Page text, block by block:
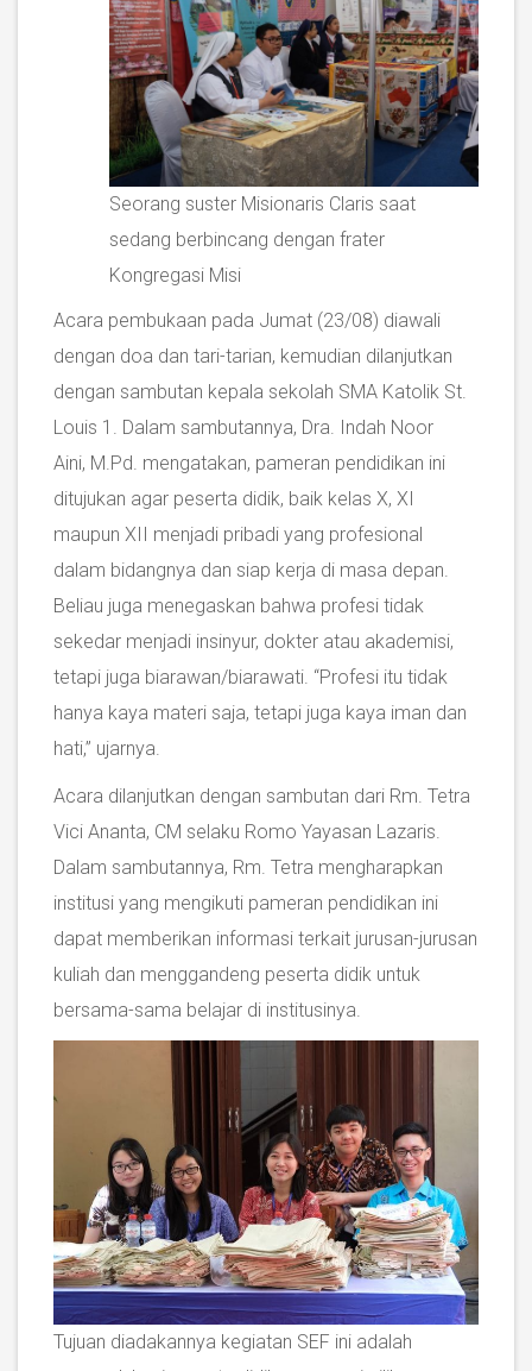
Seorang suster Misionaris Claris saat
sedang berbincang dengan frater
Kongregasi Misi
Acara pembukaan pada Jumat (23/08) diawali
dengan doa dan tari-tarian, kemudian dilanjutkan
dengan sambutan kepala sekolah SMA Katolik St.
Louis 1. Dalam sambutannya, Dra. Indah Noor
Aini, M.Pd. mengatakan, pameran pendidikan ini
ditujukan agar peserta didik, baik kelas X, XI
maupun XII menjadi pribadi yang profesional
dalam bidangnya dan siap kerja di masa depan.
Beliau juga menegaskan bahwa profesi tidak
sekedar menjadi insinyur, dokter atau akademisi,
tetapi juga biarawan/biarawati. “Profesi itu tidak
hanya kaya materi saja, tetapi juga kaya iman dan
hati,” ujarnya.
Acara dilanjutkan dengan sambutan dari Rm. Tetra
Vici Ananta, CM selaku Romo Yayasan Lazaris.
Dalam sambutannya, Rm. Tetra mengharapkan
institusi yang mengikuti pameran pendidikan ini
dapat memberikan informasi terkait jurusan-jurusan
kuliah dan menggandeng peserta didik untuk
bersama-sama belajar di institusinya.
Tujuan diadakannya kegiatan SEF ini adalah